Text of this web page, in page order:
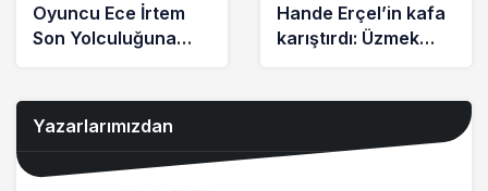
Oyuncu Ece İrtem
Son Yolculuğuna
Hande Erçel’in kafa
karıştırdı: Üzmek
Yazarlarımızdan